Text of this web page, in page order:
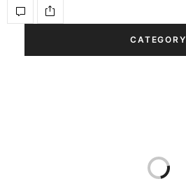
CATEGORY